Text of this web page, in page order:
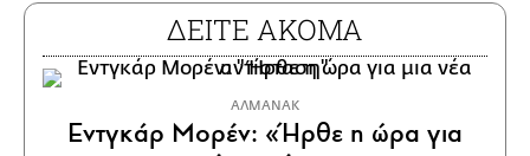
ΔΕΙΤΕ ΑΚΟΜΑ
ΑΛΜΑΝΑΚ
Εντγκάρ Μορέν: «Ήρθε η ώρα για